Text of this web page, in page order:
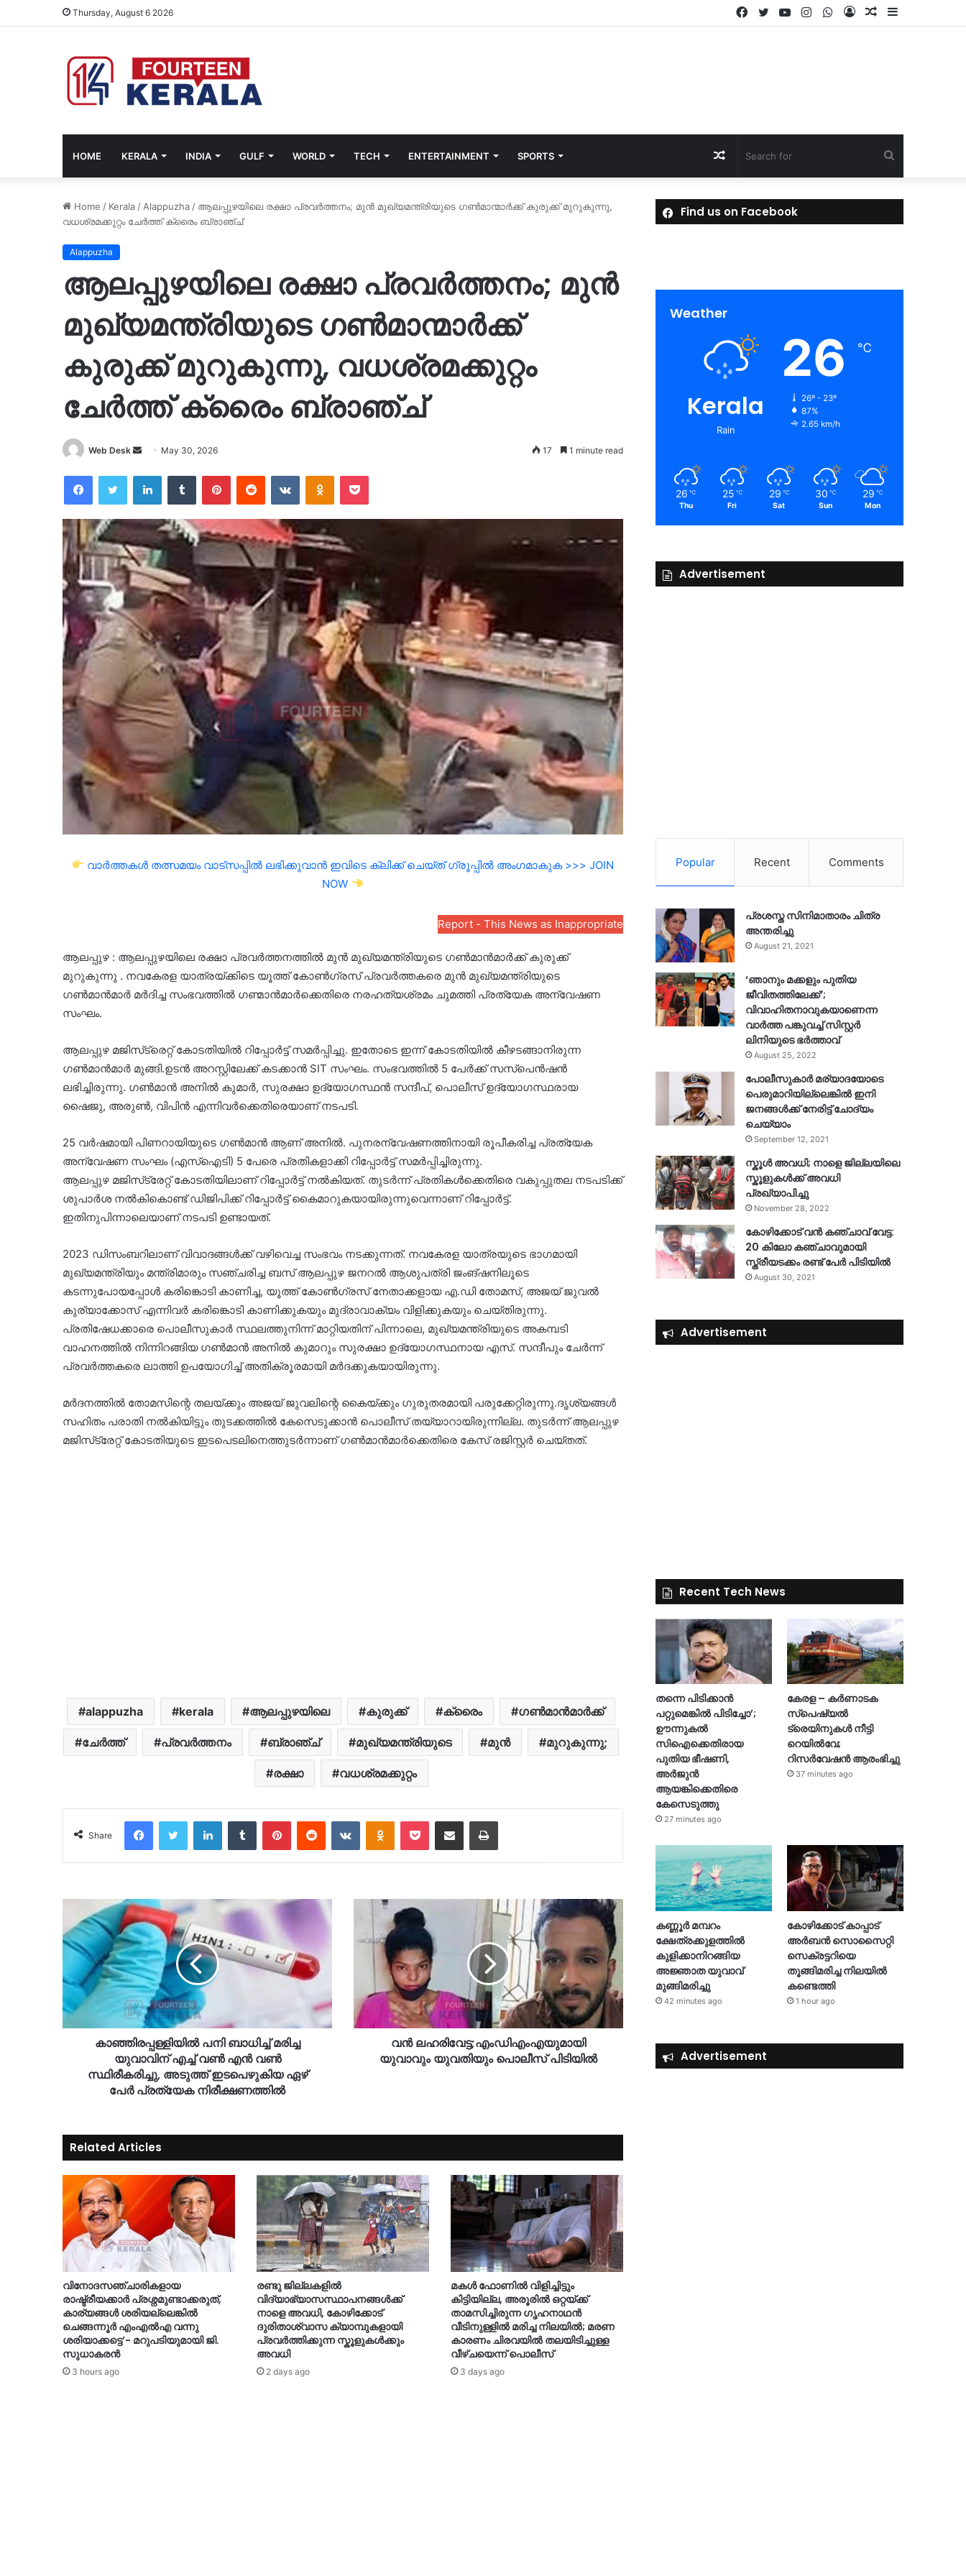
Thursday, August 6 2026 Sidebar
Random
Log
WhatsApp
Instagram
YouTube
Twitter
Facebook
HOME KERALA INDIA GULF WORLD TECH ENTERTAINMENT SPORTS
for
Random
Article
Home / Kerala / Alappuzha / ആലപ്പുഴയിലെ രക്ഷാ പ്രവർത്തനം; മുൻ മുഖ്യമന്ത്രിയുടെ ഗൺമാന്മാർക്ക് കുരുക്ക് മുറുകുന്നു,
വധശ്രമക്കുറ്റം ചേർത്ത് ക്രൈം ബ്രാഞ്ച്
Alappuzha
ആലപ്പുഴയിലെ രക്ഷാ പ്രവർത്തനം; മുൻ
മുഖ്യമന്ത്രിയുടെ ഗൺമാന്മാർക്ക്
കുരുക്ക് മുറുകുന്നു, വധശ്രമക്കുറ്റം
ചേർത്ത് ക്രൈം ബ്രാഞ്ച്
Web Desk
Send
email
May 30, 2026 17 1 minute read
FacebookTwitter LinkedInTumblr PinterestReddit VKontakteOdnoklassniki
Pocket
വാർത്തകൾ തത്സമയം വാട്സപ്പിൽ ലഭിക്കുവാൻ ഇവിടെ ക്ലിക്ക് ചെയ്ത് ഗ്രൂപ്പിൽ അംഗമാകുക >>> JOIN
NOW
Report - This News as Inappropriate
ആലപ്പുഴ : ആലപ്പുഴയിലെ രക്ഷാ പ്രവർത്തനത്തിൽ മുൻ മുഖ്യമന്ത്രിയുടെ ഗൺമാൻമാർക്ക് കുരുക്ക്
മുറുകുന്നു . നവകേരള യാത്രയ്ക്കിടെ യൂത്ത് കോൺഗ്രസ് പ്രവർത്തകരെ മുൻ മുഖ്യമന്ത്രിയുടെ
ഗൺമാൻമാർ മർദിച്ച സംഭവത്തിൽ ഗണ്മാൻമാർക്കെതിരെ നരഹത്യശ്രമം ചുമത്തി പ്രത്യേക അന്വേഷണ
സംഘം.
ആലപ്പുഴ മജിസ്‌ട്രെറ്റ് കോടതിയിൽ റിപ്പോർട്ട്‌ സമർപ്പിച്ചു. ഇതോടെ ഇന്ന് കോടതിയിൽ കീഴടങ്ങാനിരുന്ന
ഗൺമാൻമാർ മുങ്ങി.ഉടൻ അറസ്റ്റിലേക്ക് കടക്കാൻ SIT സംഘം. സംഭവത്തിൽ 5 പേർക്ക് സസ്‌പെൻഷൻ
ലഭിച്ചിരുന്നു. ഗൺമാൻ അനിൽ കുമാർ, സുരക്ഷാ ഉദ്യോഗസ്ഥൻ സന്ദീപ്, പൊലീസ് ഉദ്യോഗസ്ഥരായ
ഷൈജു, അരുൺ, വിപിൻ എന്നിവർക്കെതിരെയാണ് നടപടി.
25 വർഷമായി പിണറായിയുടെ ഗൺമാൻ ആണ് അനിൽ. പുനരന്വേഷണത്തിനായി രൂപീകരിച്ച പ്രത്യേക
അന്വേഷണ സംഘം (എസ്ഐടി) 5 പേരെ പ്രതികളാക്കി റിപ്പോർട്ട് സമർപ്പിച്ചിരുന്നു.
ആലപ്പുഴ മജിസ്‌ട്രേറ്റ് കോടതിയിലാണ് റിപ്പോർട്ട് നൽകിയത്. തുടർന്ന് പ്രതികൾക്കെതിരെ വകുപ്പുതല നടപടിക്ക്
ശുപാർശ നൽകികൊണ്ട് ഡിജിപിക്ക് റിപ്പോർട്ട് കൈമാറുകയായിരുന്നുവെന്നാണ് റിപ്പോർട്ട്.
ഇതിനുപിന്നാലെയാണ് നടപടി ഉണ്ടായത്.
2023 ഡിസംബറിലാണ് വിവാദങ്ങൾക്ക് വഴിവെച്ച സംഭവം നടക്കുന്നത്. നവകേരള യാത്രയുടെ ഭാഗമായി
മുഖ്യമന്ത്രിയും മന്ത്രിമാരും സഞ്ചരിച്ച ബസ് ആലപ്പുഴ ജനറൽ ആശുപത്രി ജംങ്ഷനിലൂടെ
കടന്നുപോയപ്പോൾ കരിങ്കൊടി കാണിച്ച, യൂത്ത് കോൺഗ്രസ് നേതാക്കളായ എ.ഡി തോമസ്, അജയ് ജുവൽ
കുര്യാക്കോസ് എന്നിവർ കരിങ്കൊടി കാണിക്കുകയും മുദ്രാവാക്യം വിളിക്കുകയും ചെയ്തിരുന്നു.
പ്രതിഷേധക്കാരെ പൊലീസുകാർ സ്ഥലത്തുനിന്ന് മാറ്റിയതിന് പിന്നാലെ, മുഖ്യമന്ത്രിയുടെ അകമ്പടി
വാഹനത്തിൽ നിന്നിറങ്ങിയ ഗൺമാൻ അനിൽ കുമാറും സുരക്ഷാ ഉദ്യോഗസ്ഥനായ എസ്. സന്ദീപും ചേർന്ന്
പ്രവർത്തകരെ ലാത്തി ഉപയോഗിച്ച് അതിക്രൂരമായി മർദക്കുകയായിരുന്നു.
മർദനത്തിൽ തോമസിന്റെ തലയ്ക്കും അജയ് ജുവലിന്റെ കൈയ്ക്കും ഗുരുതരമായി പരുക്കേറ്റിരുന്നു.ദൃശ്യങ്ങൾ
സഹിതം പരാതി നൽകിയിട്ടും തുടക്കത്തിൽ കേസെടുക്കാൻ പൊലീസ് തയ്യാറായിരുന്നില്ല. തുടർന്ന് ആലപ്പുഴ
മജിസ്‌ട്രേറ്റ് കോടതിയുടെ ഇടപെടലിനെത്തുടർന്നാണ് ഗൺമാൻമാർക്കെതിരെ കേസ് രജിസ്റ്റർ ചെയ്തത്.
alappuzha kerala ആലപ്പുഴയിലെ കുരുക്ക് ക്രൈം ഗൺമാൻമാർക്ക്
ചേർത്ത് പ്രവർത്തനം ബ്രാഞ്ച് മുഖ്യമന്ത്രിയുടെ മുൻ മുറുകുന്നു;
രക്ഷാ വധശ്രമക്കുറ്റം
Share
FacebookTwitter LinkedInTumblr PinterestReddit VKontakteOdnoklassniki
Pocket Share via Email Print
കാഞ്ഞിരപ്പള്ളിയിൽ പനി ബാധിച്ച് മരിച്ച
യുവാവിന് എച്ച് വണ്‍ എന്‍ വണ്‍
സ്ഥിരീകരിച്ചു, അടുത്ത് ഇടപെഴുകിയ ഏഴ്
പേര്‍ പ്രത്യേക നിരീക്ഷണത്തിൽ
വൻ ലഹരിവേട്ട;എംഡിഎംഎയുമായി
യുവാവും യുവതിയും പൊലീസ് പിടിയിൽ
Related Articles
വിനോദസഞ്ചാരികളായ
രാഷ്ട്രീയക്കാർ പ്രശ്നമുണ്ടാക്കരുത്,
കാര്യങ്ങൾ ശരിയല്ലെങ്കിൽ
ചെങ്ങന്നൂർ എംഎൽഎ വന്നു
ശരിയാക്കട്ടെ’- മറുപടിയുമായി ജി.
സുധാകരൻ
3 hours ago
രണ്ടു ജില്ലകളില്‍
വിദ്യാഭ്യാസസ്ഥാപനങ്ങള്‍ക്ക്
നാളെ അവധി, കോഴിക്കോട്
ദുരിതാശ്വാസ ക്യാമ്പുകളായി
പ്രവർത്തിക്കുന്ന സ്കൂളുകൾക്കും
അവധി
2 days ago
മകൾ ഫോണിൽ വിളിച്ചിട്ടും
കിട്ടിയില്ല, അരൂരിൽ ഒറ്റയ്ക്ക്
താമസിച്ചിരുന്ന ഗൃഹനാഥൻ
വീടിനുള്ളിൽ മരിച്ച നിലയിൽ; മരണ
കാരണം ചിരവയിൽ തലയിടിച്ചുള്ള
വീഴ്ചയെന്ന് പൊലീസ്
3 days ago
Find us on Facebook
Weather
Kerala
Rain
26 ℃
26º - 23º
87%
2.65 km/h
26 ℃
Thu
25 ℃
Fri
29 ℃
Sat
30 ℃
Sun
29 ℃
Mon
Advertisement
Popular Recent Comments
പ്രശസ്ത സിനിമാതാരം ചിത്ര
അന്തരിച്ചു
August 21, 2021
‘ഞാനും മക്കളും പുതിയ
ജീവിതത്തിലേക്ക്’;
വിവാഹിതനാവുകയാണെന്ന
വാർത്ത പങ്കുവച്ച് സിസ്റ്റർ
ലിനിയുടെ ഭർത്താവ്
August 25, 2022
പോലീസുകാര്‍ മര്യാദയോടെ
പെരുമാറിയില്ലെങ്കില്‍ ഇനി
ജനങ്ങള്‍ക്ക് നേരിട്ട് ചോദ്യം
ചെയ്യാം
September 12, 2021
സ്കൂൾ അവധി; നാളെ ജില്ലയിലെ
സ്കൂളുകൾക്ക് അവധി
പ്രഖ്യാപിച്ചു
November 28, 2022
കോഴിക്കോട് വൻ കഞ്ചാവ് വേട്ട:
20 കിലോ കഞ്ചാവുമായി
സ്ത്രീയടക്കം രണ്ട് പേർ പിടിയിൽ
August 30, 2021
Advertisement
Recent Tech News
തന്നെ പിടിക്കാൻ
പറ്റുമെങ്കിൽ പിടിച്ചോ’;
ഊന്നുകൽ
സിഐക്കെതിരായ
പുതിയ ഭീഷണി,
അർജുൻ
ആയങ്കിക്കെതിരെ
കേസെടുത്തു
27 minutes ago
കേരള – കർണാടക
സ്പെഷ്യൽ
ട്രെയിനുകൾ നീട്ടി
റെയിൽവേ;
റിസർവേഷൻ ആരംഭിച്ചു
37 minutes ago
കണ്ണൂർ മമ്പറം
ക്ഷേത്രക്കുളത്തിൽ
കുളിക്കാനിറങ്ങിയ
അജ്ഞാത യുവാവ്
മുങ്ങിമരിച്ചു
42 minutes ago
കോഴിക്കോട് കാപ്പാട്
അര്‍ബന്‍ സൊസൈറ്റി
സെക്രട്ടറിയെ
തൂങ്ങിമരിച്ച നിലയിൽ
കണ്ടെത്തി
1 hour ago
Advertisement